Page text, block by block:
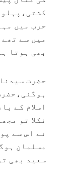
حرب میں
میں سے
بھی ہوتا
حضرت
اسلام کے
نکلا تو
نے اس سے
مسلمان
سعید بھی